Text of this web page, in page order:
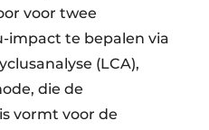
voor twee
impact te bepalen via
(LCA),
die de
vormt voor de